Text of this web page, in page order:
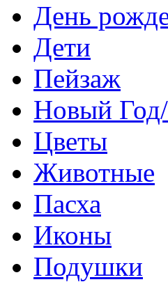
День
Дети
Пейзаж
Новый
Цветы
Животные
Пасха
Иконы
Подушки